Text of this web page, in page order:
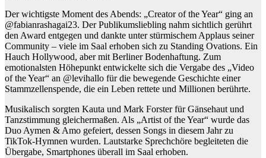
Der wichtigste Moment des Abends: „Creator of the Year“ ging an
@fabianrashagai23. Der Publikumsliebling nahm sichtlich gerührt
den Award entgegen und dankte unter stürmischem Applaus seiner
Community – viele im Saal erhoben sich zu Standing Ovations. Ein
Hauch Hollywood, aber mit Berliner Bodenhaftung. Zum
emotionalsten Höhepunkt entwickelte sich die Vergabe des „Video
of the Year“ an @levihallo für die bewegende Geschichte einer
Stammzellenspende, die ein Leben rettete und Millionen berührte.
Musikalisch sorgten Kauta und Mark Forster für Gänsehaut und
Tanzstimmung gleichermaßen. Als „Artist of the Year“ wurde das
Duo Aymen & Amo gefeiert, dessen Songs in diesem Jahr zu
TikTok-Hymnen wurden. Lautstarke Sprechchöre begleiteten die
Übergabe, Smartphones überall im Saal erhoben.